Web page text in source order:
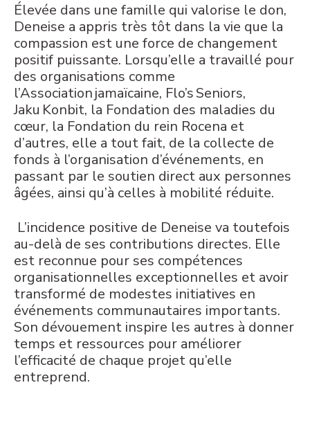
Élevée dans une famille qui valorise le don,
Deneise a appris très tôt dans la vie que la
compassion est une force de changement
positif puissante. Lorsqu’elle a travaillé pour
des organisations comme
l’Association jamaïcaine, Flo’s Seniors,
Jaku Konbit, la Fondation des maladies du
cœur, la Fondation du rein Rocena et
d’autres, elle a tout fait, de la collecte de
fonds à l’organisation d’événements, en
passant par le soutien direct aux personnes
âgées, ainsi qu’à celles à mobilité réduite.
L’incidence positive de Deneise va toutefois
au-delà de ses contributions directes. Elle
est reconnue pour ses compétences
organisationnelles exceptionnelles et avoir
transformé de modestes initiatives en
événements communautaires importants.
Son dévouement inspire les autres à donner
temps et ressources pour améliorer
l’efficacité de chaque projet qu’elle
entreprend.